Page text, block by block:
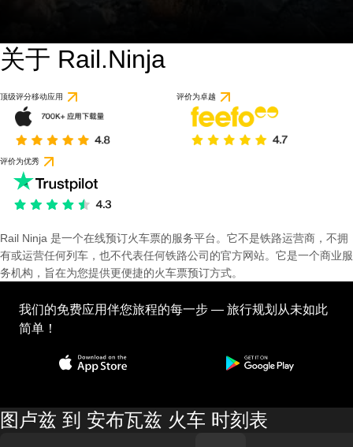
关于 Rail.Ninja
顶级评分移动应用 评价为卓越
评价为优秀
Rail Ninja 是一个在线预订火车票的服务平台。它不是铁路运营商，不拥
有或运营任何列车，也不代表任何铁路公司的官方网站。它是一个商业服
务机构，旨在为您提供更便捷的火车票预订方式。
我们的免费应用伴您旅程的每一步 — 旅行规划从未如此
简单！
图卢兹 到 安布瓦兹 火车 时刻表